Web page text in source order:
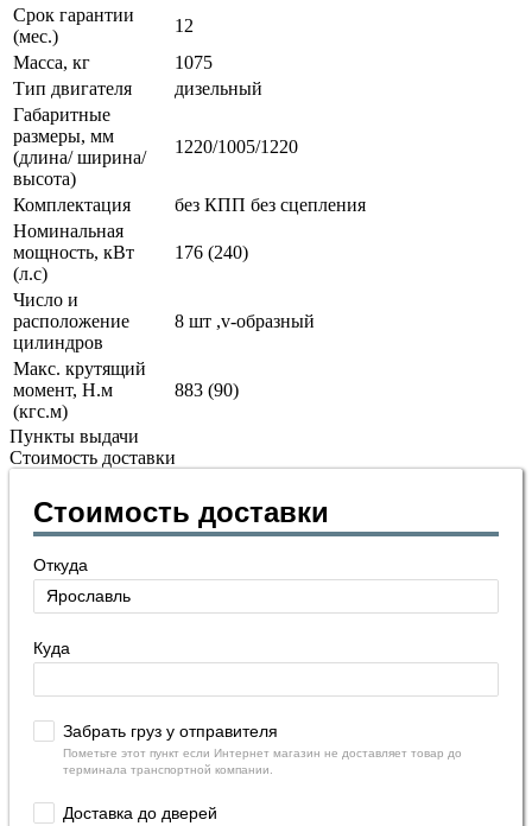
Срок гарантии
(мес.)
12
Масса, кг
1075
Тип двигателя
дизельный
Габаритные
размеры, мм
(длина/ ширина/
высота)
1220/1005/1220
Комплектация
без КПП без сцепления
Номинальная
мощность, кВт
(л.с)
176 (240)
Число и
расположение
цилиндров
8 шт ,v-образный
Макс. крутящий
момент, Н.м
(кгс.м)
883 (90)
Пункты выдачи
Стоимость доставки
Стоимость доставки
Откуда
Куда
Забрать груз у отправителя
Пометьте этот пункт если Интернет магазин не доставляет товар до
терминала транспортной компании.
Доставка до дверей